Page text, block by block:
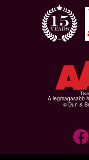
A legmagasabb
© Dun &